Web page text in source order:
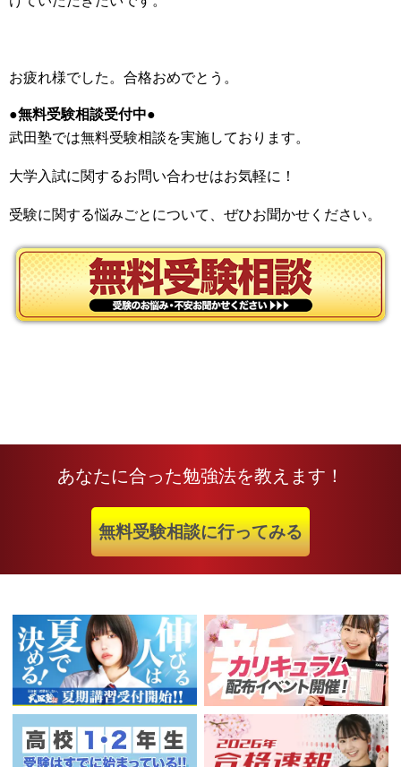
お疲れ様でした。合格おめでとう。
●無料受験相談受付中●
武田塾では無料受験相談を実施しております。
大学入試に関するお問い合わせはお気軽に！
受験に関する悩みごとについて、ぜひお聞かせください。
あなたに合った勉強法を教えます！
無料受験相談に行ってみる